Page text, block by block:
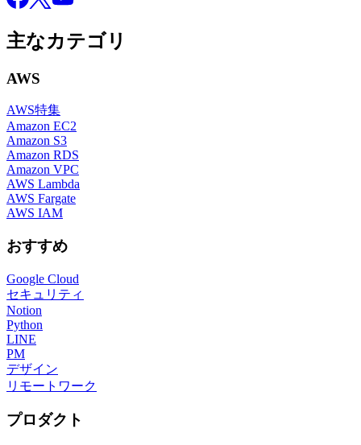
主なカテゴリ
AWS
AWS特集
Amazon EC2
Amazon S3
Amazon RDS
Amazon VPC
AWS Lambda
AWS Fargate
AWS IAM
おすすめ
Google Cloud
セキュリティ
Notion
Python
LINE
PM
デザイン
リモートワーク
プロダクト